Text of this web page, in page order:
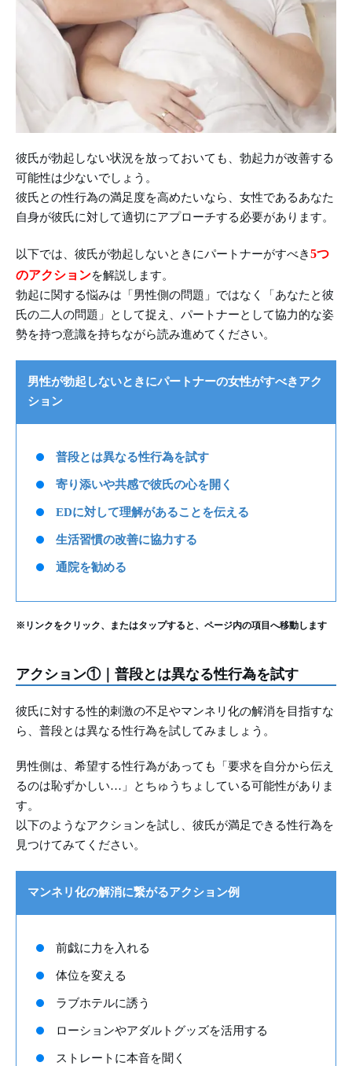
彼氏が勃起しない状況を放っておいても、勃起力が改善する
可能性は少ないでしょう。
彼氏との性行為の満足度を高めたいなら、女性であるあなた
自身が彼氏に対して適切にアプローチする必要があります。
以下では、彼氏が勃起しないときにパートナーがすべき5つ
のアクションを解説します。
勃起に関する悩みは「男性側の問題」ではなく「あなたと彼
氏の二人の問題」として捉え、パートナーとして協力的な姿
勢を持つ意識を持ちながら読み進めてください。
男性が勃起しないときにパートナーの女性がすべきアク
ション
普段とは異なる性行為を試す
寄り添いや共感で彼氏の心を開く
EDに対して理解があることを伝える
生活習慣の改善に協力する
通院を勧める
※リンクをクリック、またはタップすると、ページ内の項目へ移動します
アクション①｜普段とは異なる性行為を試す
彼氏に対する性的刺激の不足やマンネリ化の解消を目指すな
ら、普段とは異なる性行為を試してみましょう。
男性側は、希望する性行為があっても「要求を自分から伝え
るのは恥ずかしい…」とちゅうちょしている可能性がありま
す。
以下のようなアクションを試し、彼氏が満足できる性行為を
見つけてみてください。
マンネリ化の解消に繋がるアクション例
前戯に力を入れる
体位を変える
ラブホテルに誘う
ローションやアダルトグッズを活用する
ストレートに本音を聞く